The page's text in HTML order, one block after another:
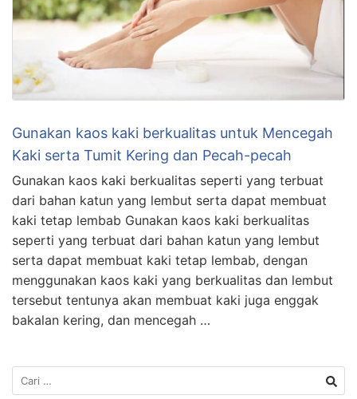
Gunakan kaos kaki berkualitas untuk Mencegah
Kaki serta Tumit Kering dan Pecah-pecah
Gunakan kaos kaki berkualitas seperti yang terbuat
dari bahan katun yang lembut serta dapat membuat
kaki tetap lembab Gunakan kaos kaki berkualitas
seperti yang terbuat dari bahan katun yang lembut
serta dapat membuat kaki tetap lembab, dengan
menggunakan kaos kaki yang berkualitas dan lembut
tersebut tentunya akan membuat kaki juga enggak
bakalan kering, dan mencegah …
Cari
untuk: